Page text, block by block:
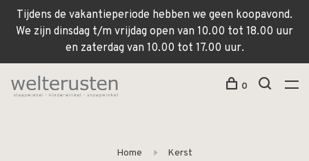
Tijdens de vakantieperiode hebben we geen koopavond.
We zijn dinsdag t/m vrijdag open van 10.00 tot 18.00 uur
en zaterdag van 10.00 tot 17.00 uur.
0
Home Kerst